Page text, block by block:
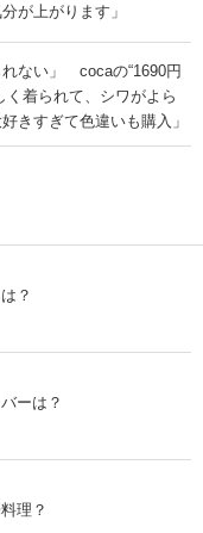
が上がります」
れない」 cocaの“1690円
着られて、シワがよら
きすぎて色違いも購入」
？
ーは？
理？